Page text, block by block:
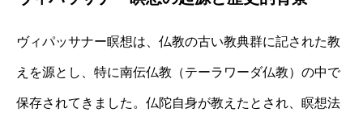
ヴィパッサナー瞑想は、仏教の古い教典群に記された教
えを源とし、特に南伝仏教（テーラワーダ仏教）の中で
保存されてきました。仏陀自身が教えたとされ、瞑想法